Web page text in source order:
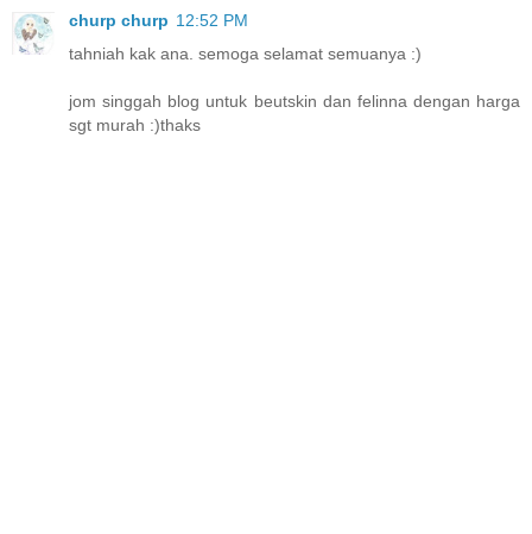
churp churp 12:52 PM
tahniah kak ana. semoga selamat semuanya :)
jom singgah blog untuk beutskin dan felinna dengan harga
sgt murah :)thaks